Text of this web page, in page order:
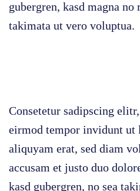
gubergren, kasd magna no
takimata ut vero voluptua.
Consetetur sadipscing
eirmod tempor invidunt ut
aliquyam erat, sed diam
accusam et justo duo
kasd gubergren, no sea